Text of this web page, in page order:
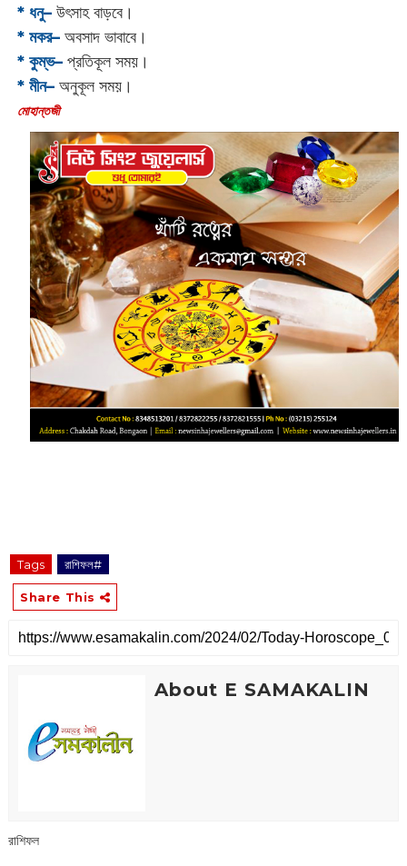
* ধনু–উৎসাহ বাড়বে।
* মকর–অবসাদ ভাবাবে।‌
* কুম্ভ–প্রতিকূল সময়।
* মীন–অনুকূল সময়।
‌মোহান্তজী‌‌‌‌‌‌‌‌‌‌‌‌‌‌‌‌‌
Tags রাশিফল#
Share This
About E SAMAKALIN
রাশিফল